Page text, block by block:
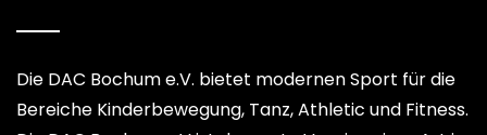
Die DAC Bochum e.V. bietet modernen Sport für die
Bereiche Kinderbewegung, Tanz, Athletic und Fitness.